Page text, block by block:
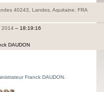
40243, Landes, Aquitaine, FRA
2014 – 18:19:16
DAUDON
Franck DAUDON.